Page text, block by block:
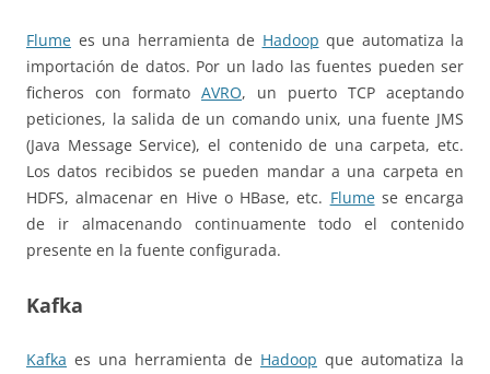
Flume es una herramienta de Hadoop que automatiza la
importación de datos. Por un lado las fuentes pueden ser
ficheros con formato AVRO, un puerto TCP aceptando
peticiones, la salida de un comando unix, una fuente JMS
(Java Message Service), el contenido de una carpeta, etc.
Los datos recibidos se pueden mandar a una carpeta en
HDFS, almacenar en Hive o HBase, etc. Flumese encarga
de ir almacenando continuamente todo el contenido
presente en la fuente configurada.
Kafka
Kafka es una herramienta de Hadoop que automatiza la